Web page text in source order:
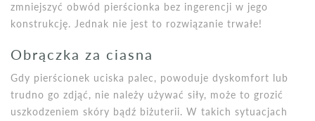
zmniejszyć obwód pierścionka bez ingerencji w jego
konstrukcję. Jednak nie jest to rozwiązanie trwałe!
Obrączka za ciasna
Gdy pierścionek uciska palec, powoduje dyskomfort lub
trudno go zdjąć, nie należy używać siły, może to grozić
uszkodzeniem skóry bądź biżuterii. W takich sytuacjach